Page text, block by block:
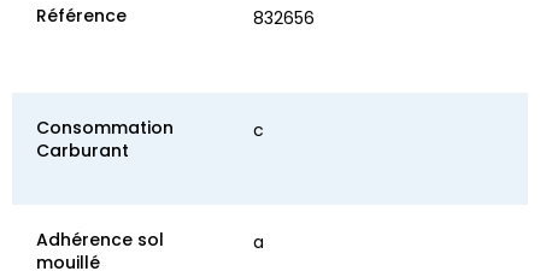
Référence 832656
Consommation
Carburant
c
Adhérence sol
mouillé
a